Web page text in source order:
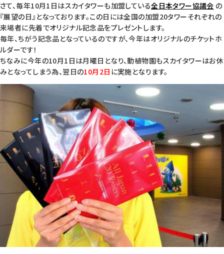
さて、毎年10月1日はスカイタワーも加盟している全日本タワー協議会 の
『展望の日』となっております。この日には全国の加盟20タワーそれぞれの
来場者に先着でオリジナル記念品をプレゼントします。
毎年、ちがう記念品となっているのですが、今年はオリジナルのチケットホ
ルダーです！
ちなみに今年の10月1日は月曜日となり、動植物園もスカイタワーはお休
みとなってしまう為、翌日の10月2日 に実施となります。